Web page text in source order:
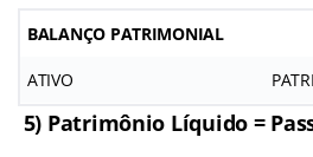
BALANÇO PATRIMONIAL
ATIVO
5) Patrimônio Líquido =